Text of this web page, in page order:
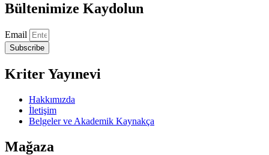
Bültenimize Kaydolun
Email
Subscribe
Kriter Yayınevi
Hakkımızda
İletişim
Belgeler ve Akademik Kaynakça
Mağaza